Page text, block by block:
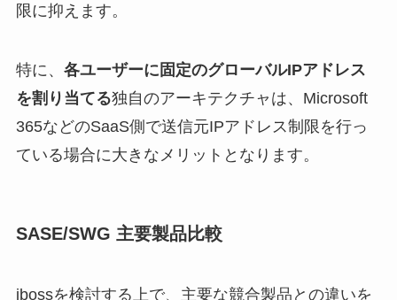
限に抑えます。
特に、 各ユーザーに固定のグローバルIPアドレス
を割り当てる独自のアーキテクチャは、Microsoft
365などのSaaS側で送信元IPアドレス制限を行っ
ている場合に大きなメリットとなります。
SASE/SWG 主要製品比較
ibossを検討する上で、主要な競合製品との違いを